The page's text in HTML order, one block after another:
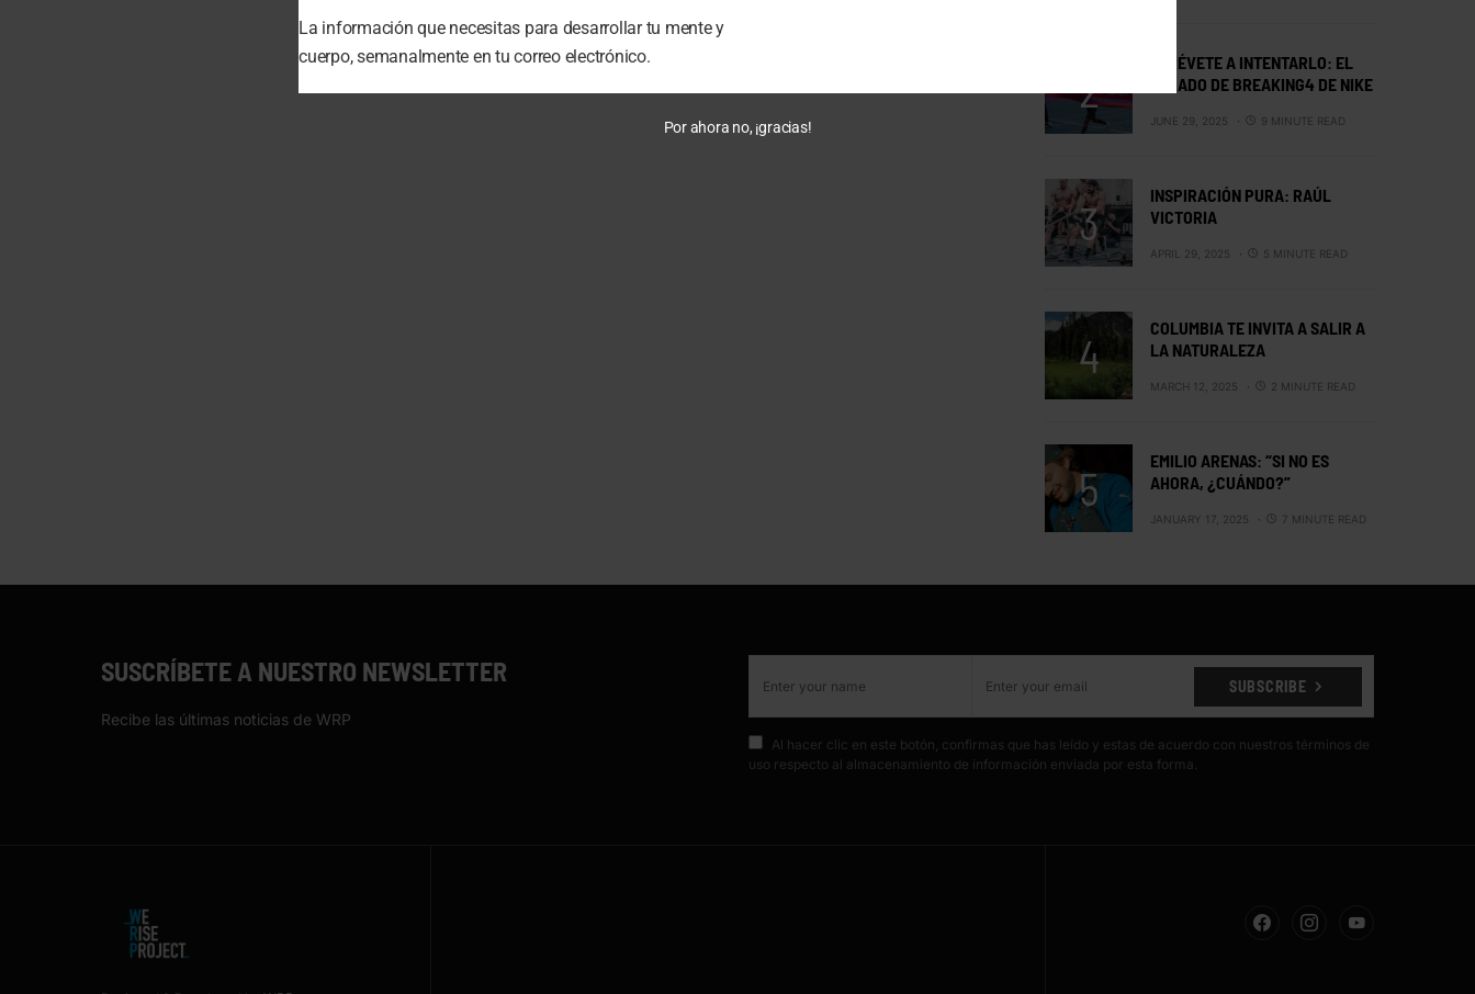
ATRÉVETE A INTENTARLO: EL
LEGADO DE BREAKING4 DE NIKE
JUNE 29, 2025 9 MINUTE READ
INSPIRACIÓN PURA: RAÚL
VICTORIA
APRIL 29, 2025 5 MINUTE READ
COLUMBIA TE INVITA A SALIR A
LA NATURALEZA
MARCH 12, 2025 2 MINUTE READ
EMILIO ARENAS: “SI NO ES
AHORA, ¿CUÁNDO?”
JANUARY 17, 2025 7 MINUTE READ
SUSCRÍBETE A NUESTRO NEWSLETTER
Recibe las últimas noticias de WRP
SUBSCRIBE
Al hacer clic en este botón, confirmas que has leído y estas de acuerdo con nuestros términos de
uso respecto al almacenamiento de información enviada por esta forma.
La información que necesitas para desarrollar tu mente y
cuerpo, semanalmente en tu correo electrónico.
Por ahora no, ¡gracias!